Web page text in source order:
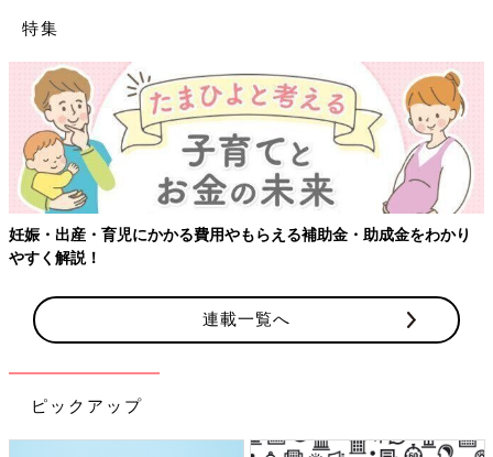
特集
【ワクチン接種できるものも】妊婦の感染症対策、知っておいて！
連載一覧へ
ピックアップ